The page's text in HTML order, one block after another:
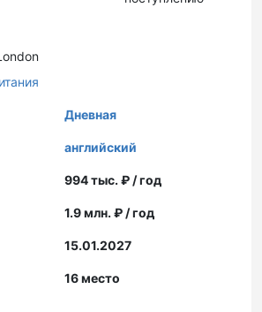
Дневная
английский
994 тыс. ₽ / год
1.9 млн. ₽ / год
15.01.2027
16 место